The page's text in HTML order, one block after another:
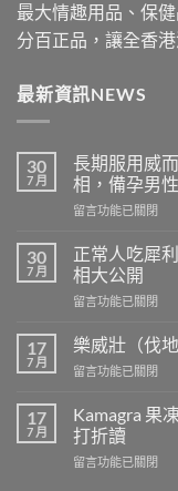
最大情趣用品、保
分百正品，讓全香
最新資訊NEWS
30
7 月
長期服用威
相，備孕男
在
期
服
用
威
鋼
導
不
孕
嗎？
科
留言功能已關閉
30
7 月
正常人吃犀
相大公開
在
常
人
吃
利
士
怎
留言功能已關閉
17
7 月
樂威壯（伐
在
威
壯
（伐
地
留言功能已關閉
17
7 月
Kamagra 果
打折讀
在
留言功能已關閉